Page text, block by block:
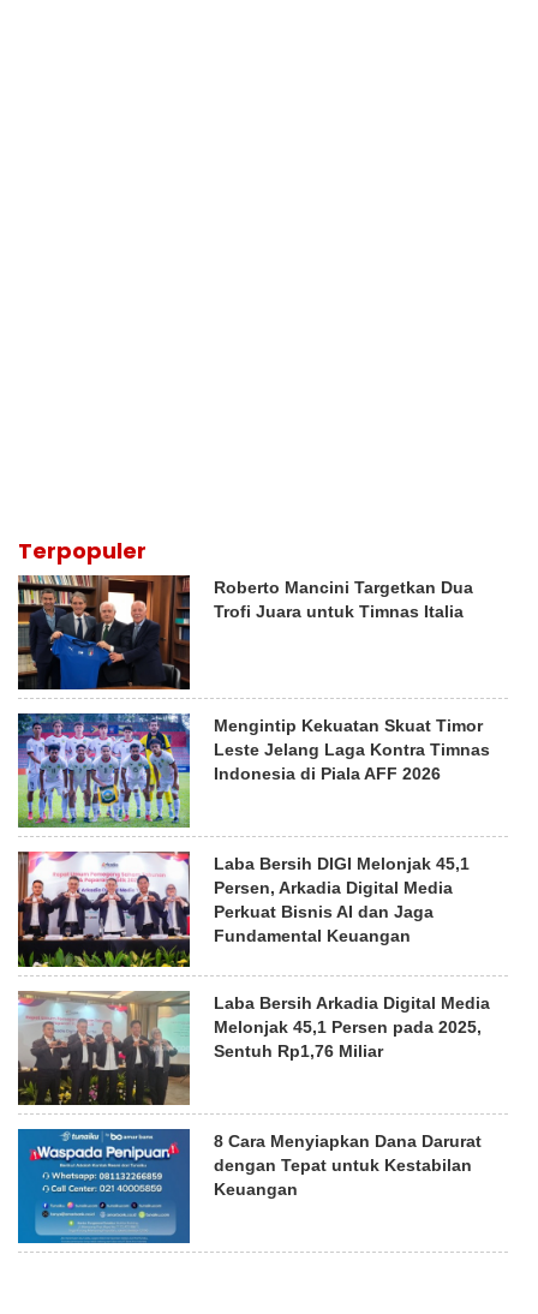
Terpopuler
Roberto Mancini Targetkan Dua
Trofi Juara untuk Timnas Italia
Mengintip Kekuatan Skuat Timor
Leste Jelang Laga Kontra Timnas
Indonesia di Piala AFF 2026
Laba Bersih DIGI Melonjak 45,1
Persen, Arkadia Digital Media
Perkuat Bisnis AI dan Jaga
Fundamental Keuangan
Laba Bersih Arkadia Digital Media
Melonjak 45,1 Persen pada 2025,
Sentuh Rp1,76 Miliar
8 Cara Menyiapkan Dana Darurat
dengan Tepat untuk Kestabilan
Keuangan